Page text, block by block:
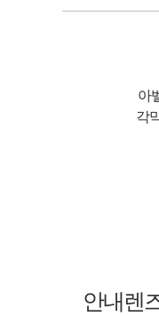
아
각
안내렌